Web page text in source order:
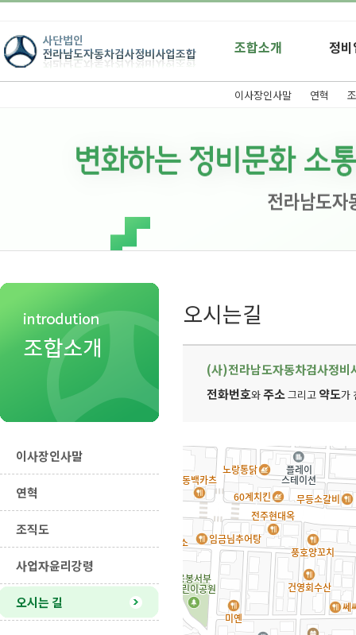
조합소개 정
이사장인사말 연혁
이사장인사말
연혁
조직도
사업자윤리강령
오시는 길
오시는길
(사)전라남도자동차검사정비
전화번호와주소그리고 약도가